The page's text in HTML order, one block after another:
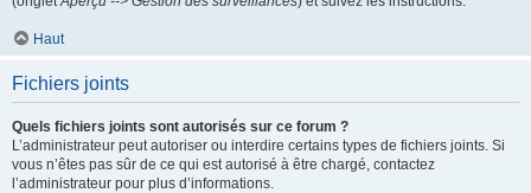
Haut
Fichiers joints
Quels fichiers joints sont autorisés sur ce forum ?
L’administrateur peut autoriser ou interdire certains types de fichiers joints. Si
vous n’êtes pas sûr de ce qui est autorisé à être chargé, contactez
l’administrateur pour plus d’informations.